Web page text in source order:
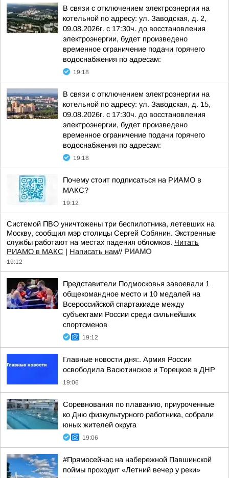
В связи с отключением электроэнергии на
котельной по адресу: ул. Заводская, д. 2,
09.08.2026г. с 17:30ч. до восстановления
электроэнергии, будет произведено
временное ограничение подачи горячего
водоснабжения по адресам:
19:18
В связи с отключением электроэнергии на
котельной по адресу: ул. Заводская, д. 15,
09.08.2026г. с 17:30ч. до восстановления
электроэнергии, будет произведено
временное ограничение подачи горячего
водоснабжения по адресам:
19:18
Почему стоит подписаться на РИАМО в
МАКС?
19:12
Системой ПВО уничтожены три беспилотника, летевших на
Москву, сообщил мэр столицы Сергей Собянин. Экстренные
службы работают на местах падения обломков. Читать
РИАМО в МАКС | Написать нам// РИАМО
19:12
Представители Подмосковья завоевали 1
общекомандное место и 10 медалей на
Всероссийской спартакиаде между
субъектами России среди сильнейших
спортсменов
19:12
Главные новости дня:. Армия России
освободила Васютинское и Торецкое в ДНР
19:06
Соревнования по плаванию, приуроченные
ко Дню физкультурного работника, собрали
юных жителей округа
19:06
#Прямосейчас на набережной Павшинской
поймы проходит «Летний вечер у реки»